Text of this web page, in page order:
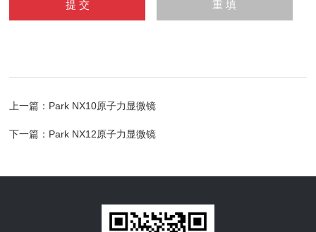
上一篇： Park NX10原子力显微镜
下一篇： Park NX12原子力显微镜